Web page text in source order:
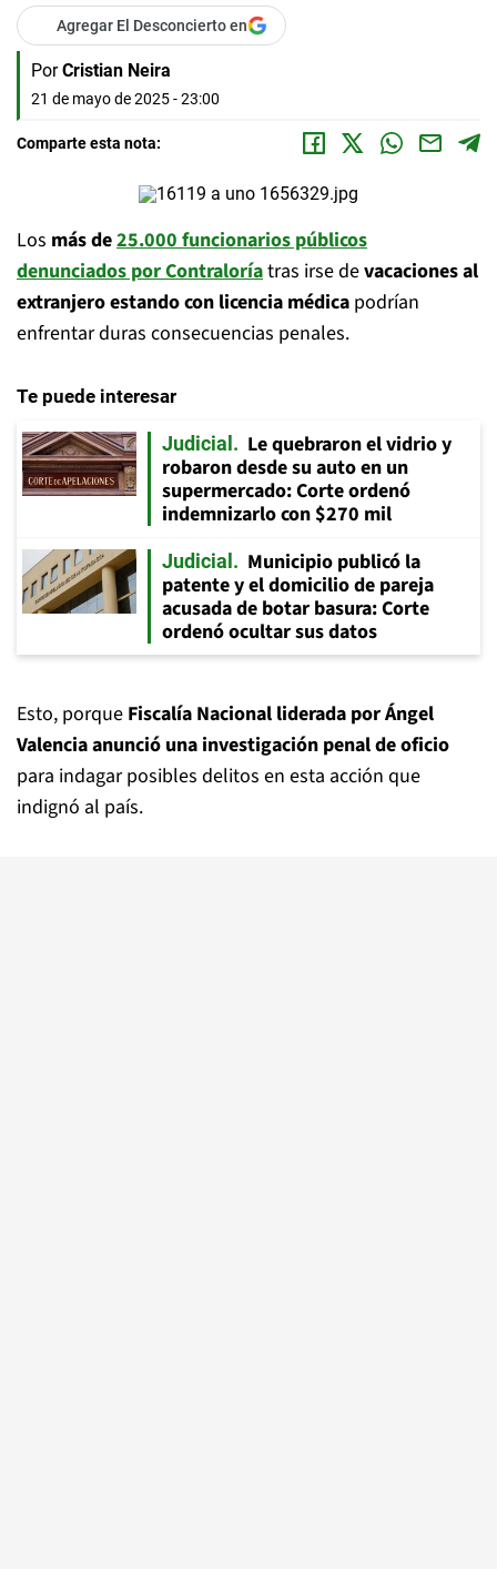
Agregar El Desconcierto en
Por Cristian Neira
21 de mayo de 2025 - 23:00
Comparte esta nota:
Los más de25.000 funcionarios públicos
denunciados por Contraloríatras irse devacaciones al
extranjero estando con licencia médica podrían
enfrentar duras consecuencias penales.
Te puede interesar
Judicial
Le quebraron el vidrio y
robaron desde su auto en un
supermercado: Corte ordenó
indemnizarlo con $270 mil
Judicial
Municipio publicó la
patente y el domicilio de pareja
acusada de botar basura: Corte
ordenó ocultar sus datos
Esto, porque Fiscalía Nacional liderada por Ángel
Valencia anunció una investigación penal de oficio
para indagar posibles delitos en esta acción que
indignó al país.